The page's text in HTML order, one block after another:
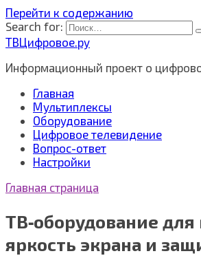
Перейти к содержанию
Search for:
ТВЦифровое.ру
Информационный проект о
Главная
Мультиплексы
Оборудование
Цифровое телевидение
Вопрос-ответ
Настройки
Главная страница
ТВ‑оборудование для
яркость экрана и